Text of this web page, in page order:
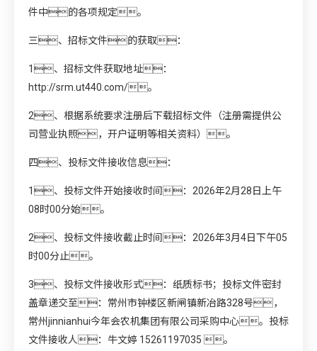
件中的各项规定。
三、招标文件的获取：
1、招标文件获取地址：
http://srm.ut440.com/。
2、根据系统要求注册后下载招标文件（注册需提供公
司营业执照，开户证明等相关资料）。
四、投标文件接收信息：
1、投标文件开始接收时间：2026年2月28日上午
08时00分始。
2、投标文件接收截止时间：2026年3月4日下午05
时00分止。
3、投标文件接收形式：纸质标书；投标文件密封
盖章递交至：常州市钟楼区新闸镇新冶路328号，
常州jinnianhui今年会农机集团有限公司采购中心。投标
文件接收人：牛文婷 15261197035 。